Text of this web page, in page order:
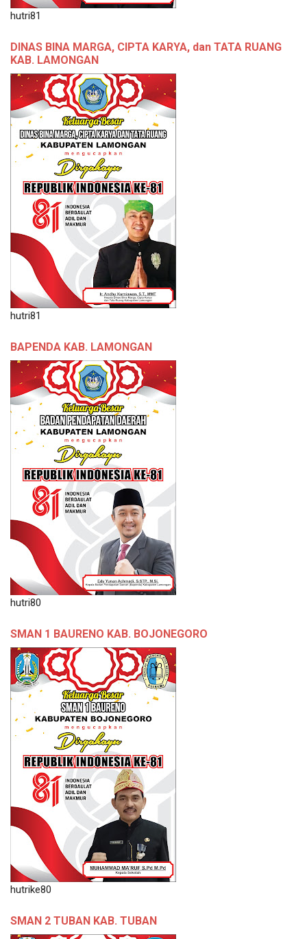
hutri81
DINAS BINA MARGA, CIPTA KARYA, dan TATA RUANG
KAB. LAMONGAN
hutri81
BAPENDA KAB. LAMONGAN
hutri80
SMAN 1 BAURENO KAB. BOJONEGORO
hutrike80
SMAN 2 TUBAN KAB. TUBAN